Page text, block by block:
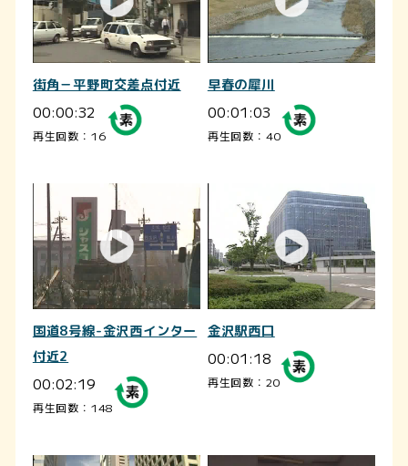
街角－平野町交差点付近
00:00:32
再生回数：16
早春の犀川
00:01:03
再生回数：40
国道8号線-金沢西インター
付近2
00:02:19
再生回数：148
金沢駅西口
00:01:18
再生回数：20